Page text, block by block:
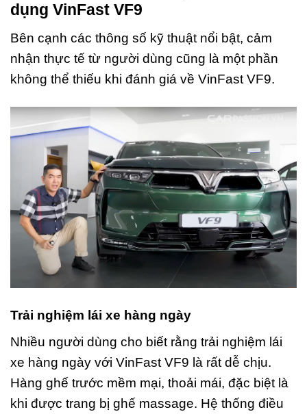
dụng VinFast VF9
Bên cạnh các thông số kỹ thuật nổi bật, cảm
nhận thực tế từ người dùng cũng là một phần
không thể thiếu khi đánh giá về VinFast VF9.
Trải nghiệm lái xe hàng ngày
Nhiều người dùng cho biết rằng trải nghiệm lái
xe hàng ngày với VinFast VF9 là rất dễ chịu.
Hàng ghế trước mềm mại, thoải mái, đặc biệt là
khi được trang bị ghế massage. Hệ thống điều